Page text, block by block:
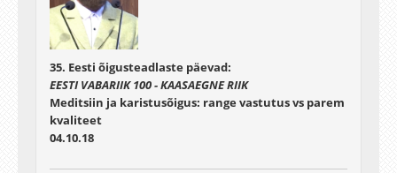
35. Eesti õigusteadlaste päevad:
EESTI VABARIIK 100 - KAASAEGNE RIIK
Meditsiin ja karistusõigus: range vastutus vs parem
kvaliteet
04.10.18